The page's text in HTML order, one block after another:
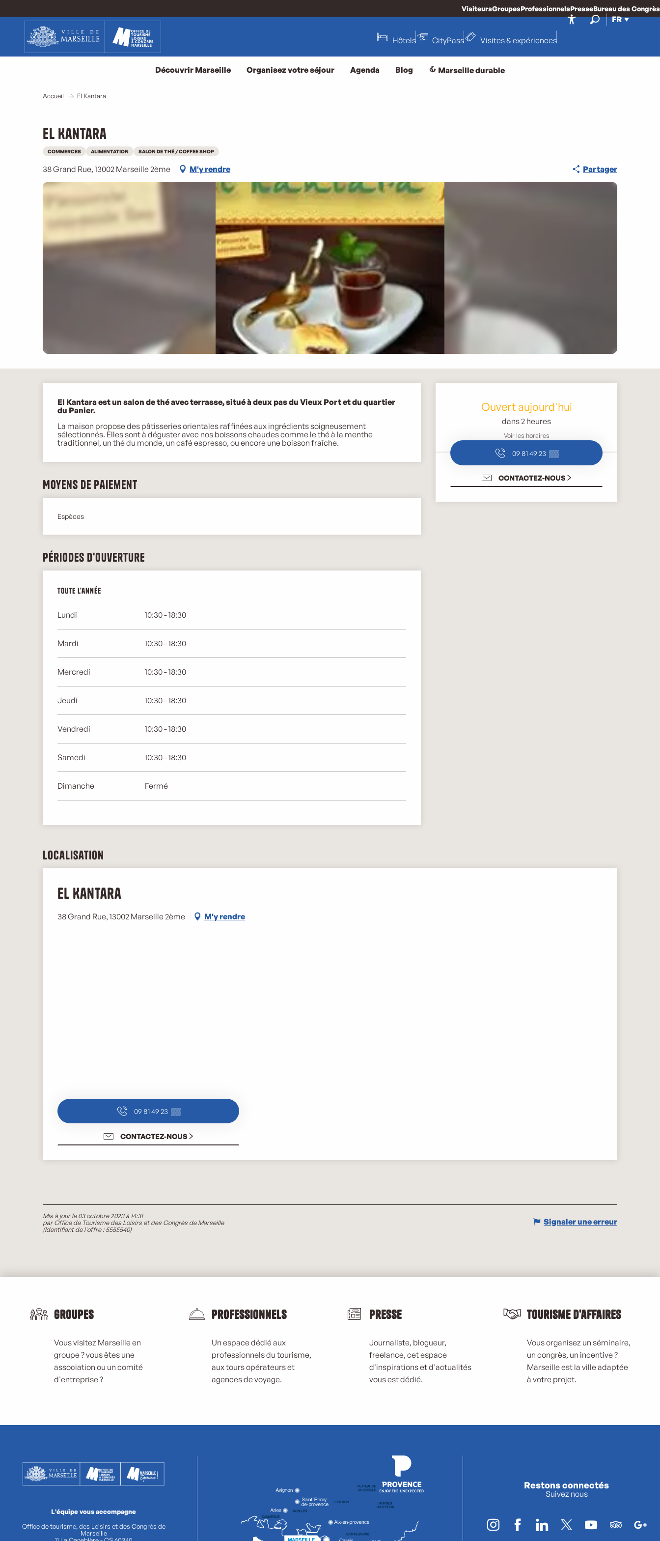
contenu
FR
VisiteursGroupesProfessionnelsPresseBureau des Congrès
Hôtels CityPass Visites & expériences
Découvrir Marseille Organisez votre séjour Agenda Blog Marseille durable
Accueil El Kantara
El Kantara
COMMERCES ALIMENTATION SALON DE THÉ / COFFEE SHOP
38 Grand Rue, 13002 Marseille 2ème M'y rendre Partager
Ouverture et
Ouvert aujourd'hui
dans 2 heures
Voir les horaires
09 81 49 23 ▒▒
CONTACTEZ-NOUS
Description
El Kantara est un salon de thé avec terrasse, situé à deux pas du Vieux Port et du quartier
du Panier.
La maison propose des pâtisseries orientales raffinées aux ingrédients soigneusement
sélectionnés. Elles sont à déguster avec nos boissons chaudes comme le thé à la menthe
traditionnel, un thé du monde, un café espresso, ou encore une boisson fraîche.
Moyens de paiement
Espèces
Périodes d'ouverture
Toute l'année
Toute l'année
Lundi 10:30 - 18:30
Mardi 10:30 - 18:30
Mercredi 10:30 - 18:30
Jeudi 10:30 - 18:30
Vendredi 10:30 - 18:30
Samedi 10:30 - 18:30
Dimanche Fermé
Localisation
El Kantara
38 Grand Rue, 13002 Marseille 2ème M'y rendre
09 81 49 23 ▒▒
CONTACTEZ-NOUS
Mis à jour le 03 octobre 2023 à 14:31
par Office de Tourisme des Loisirs et des Congrès de Marseille
(Identifiant de l'offre :5555540)
Signaler une erreur
Groupes
Vous visitez Marseille en
groupe ? vous êtes une
association ou un comité
d'entreprise ?
Professionnels
Un espace dédié aux
professionnels du tourisme,
aux tours opérateurs et
agences de voyage.
Presse
Journaliste, blogueur,
freelance, cet espace
d'inspirations et d'actualités
vous est dédié.
Tourisme d'affaires
Vous organisez un séminaire,
un congrès, un incentive ?
Marseille est la ville adaptée
à votre projet.
L'équipe vous accompagne
Office de tourisme, des Loisirs et des Congrès de
Marseille
Restons connectés
Suivez nous